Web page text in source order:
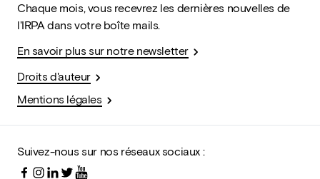
Chaque mois, vous recevrez les dernières nouvelles de
l'IRPA dans votre boîte mails.
En savoir plus sur notre newsletter
Droits d'auteur
Mentions légales
Suivez-nous sur nos réseaux sociaux :